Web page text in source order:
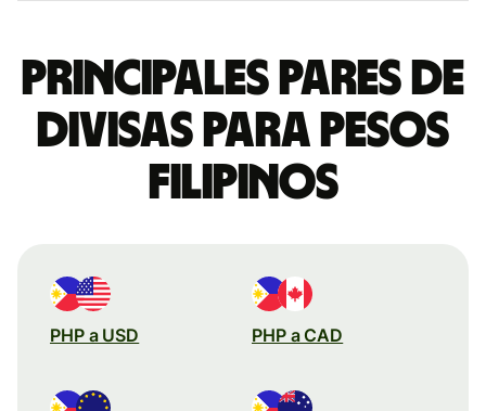
Principales pares de
divisas para pesos
filipinos
PHP a USD PHP a CAD